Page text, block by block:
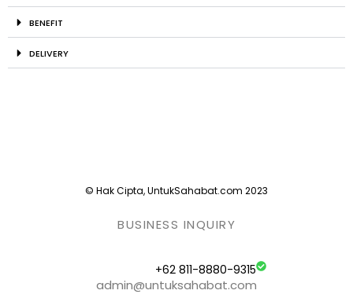
BENEFIT
DELIVERY
© Hak Cipta, UntukSahabat.com 2023
BUSINESS INQUIRY
+62 811-8880-9315
admin@untuksahabat.com